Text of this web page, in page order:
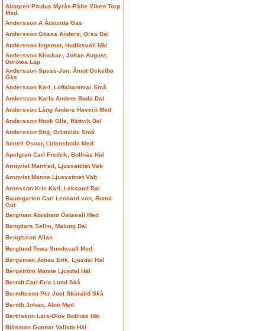
Almgren Paulus Myrås-Pålle Viken Torp
Med
Andersson A Årsunda Gäs
Andersson Gössa Anders, Orsa Dal
Andersson Ingemar, Hudiksvall Häl
Andersson Klockar-, Johan August,
Dorotea Lap
Andersson Spess-Jon, Åmot Ockelbo
Gäs
Andersson Karl, Loftahammar Små
Andersson Karls Anders Boda Dal
Andersson Lång Anders Haverö Med
Andersson Höök Olle, Rättvik Dal
Andersson Stig, Grimslöv Små
Annell Oscar, Lidensboda Med
Apelgren Carl Fredrik, Bollnäs Häl
Arnqvist Manfred, Ljusvattnet Väb
Arnqvist Manne Ljusvattnet Väb
Aronsson Kris Karl, Leksand Dal
Baumgarten Carl Leonard von, Roma
Got
Bergman Abraham Östavall Med
Bengtlars Selim, Malung Dal
Bengtsson Allan
Berglund Towa Sundsvall Med
Bergsman Jonas Erik, Ljusdal Häl
Bergström Manne Ljusdal Häl
Berndt Carl-Eric Lund Skå
Berndtsson Per Joel Skäralid Skå
Bernth Johan, Alnö Med
Bertilsson Lars-Olov Bollnäs Häl
Billsmon Gunnar Vallsta Häl